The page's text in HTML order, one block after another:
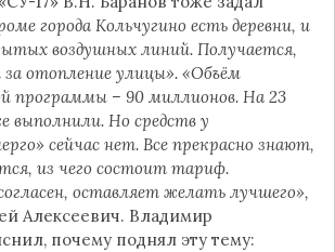
города Кольчугино есть деревни, и
воздушных линий. Получается,
отопление улицы». «Объём
программы – 90 миллионов. На 23
Но средств у
сейчас нет. Все прекрасно знают,
из чего состоит тариф.
оставляет желать лучшего»,
Алексеевич. Владимир
почему поднял эту тему: